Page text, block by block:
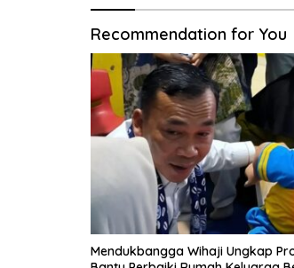
Recommendation for You
Mendukbangga Wihaji Ungkap